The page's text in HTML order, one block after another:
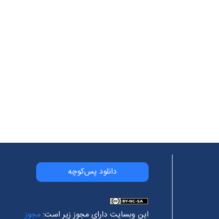
دانلود پس‌کوچه
این وبسایت دارای مجوز زیر است:مجوز